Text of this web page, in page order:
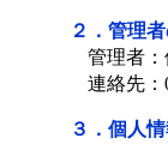
２．管理
管理者
連絡先：
３．個人